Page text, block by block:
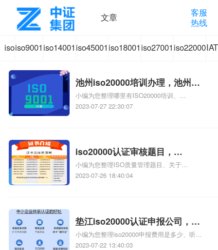
文章
客服
热线
iso
体
认
证
知
iso9001
质量管
理体系
认证咨
询
iso14001
环境管
理体系
认证咨
询
iso45001
康安全
咨询
iso18001
理体系
iso27001
全管理
iso22000
全管理
池州iso20000培训办理，池州
iso20000培训
小编为您整理哪里有ISO20000培训、
ISO20000认证办理、池州16949认证哪家好、
2023-07-27 22:30:07
iso20000认证审核题目，
iso20000内审员题目
小编为您整理ISO质量管理题目、关于
ISO14001的题目、接获矫正措施时需要做何确
文！
2023-07-26 18:40:04
垫江iso20000认证申报公司，垫
江iso20000认证
小编为您整理iso20000申报费用是多少、听说
东莞企业申报iso20000是、哪些公司需要做
2023-07-22 13:40:03